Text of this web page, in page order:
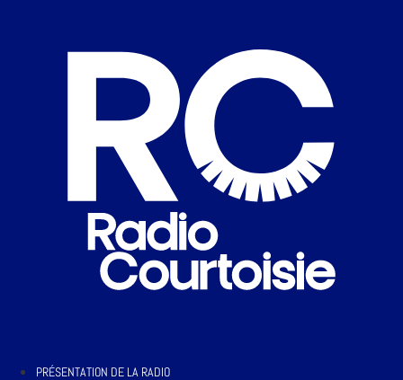
PRÉSENTATION DE LA RADIO